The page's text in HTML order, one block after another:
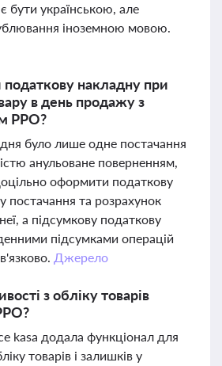
бути українською, але
іноземною мовою.
накладну при
в день продажу з
РРО?
було лише одне постачання
анульоване поверненням,
оформити податкову
постачання та розрахунок
а підсумкову податкову
підсумками операцій
Джерело
з обліку товарів
kasa додала функціонал для
товарів і залишків у